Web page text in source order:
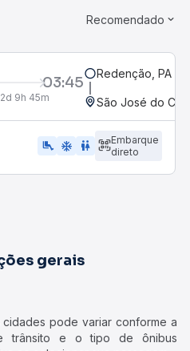
Recomendado
03:45
2d 9h 45m
Redenção, PA
São José do
airline_seat_legroom_extra ac_unit WC
Embarque
direto
gerais
pode variar conforme a
trânsito e o tipo de ônibus